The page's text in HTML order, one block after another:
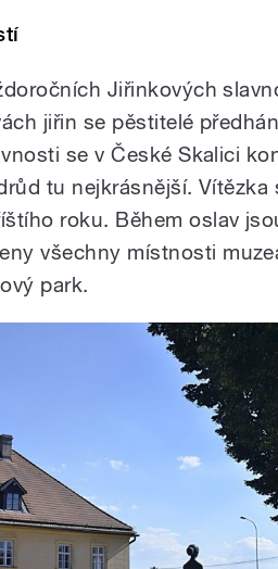
Jiřinkových
jiřin se pěstitelé
se v České Skalici
tu nejkrásnější. Vítězka
roku. Během oslav
všechny místnosti
park.